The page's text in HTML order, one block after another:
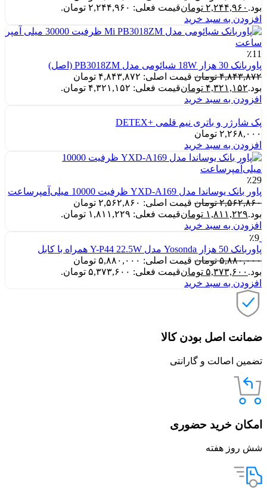
بود. ۲,۲۴۴,۹۶۰ تومانقیمت فعلی: ۲,۲۴۴,۹۶۰ تومان.
افزودن به سبد خرید
٪11
پاوربانک 30 هزار 18W شیائومی مدل PB3018ZM (اصل)
۴,۸۴۳,۸۷۲ تومان
قیمت اصلی: ۴,۸۴۳,۸۷۲ تومان
بود.۴,۳۲۱,۱۵۲ تومانقیمت فعلی: ۴,۳۲۱,۱۵۲ تومان.
افزودن به سبد خرید
پک شارژر و باتری نیم قلمی +DETEX
۲,۲۶۸,۰۰۰ تومان
افزودن به سبد خرید
٪29
پاور بانک یوساندا مدل YXD-A169 ظرفیت 10000 میلی‌آمپرساعت
۲,۵۶۲,۸۶۰ تومان
قیمت اصلی: ۲,۵۶۲,۸۶۰ تومان
بود.۱,۸۱۱,۲۲۹ تومانقیمت فعلی: ۱,۸۱۱,۲۲۹ تومان.
افزودن به سبد خرید
٪9
پاوربانک 50 هزار Yosonda مدل Y-P44 22.5W همراه با کابل
۵,۸۸۰,۰۰۰ تومان
قیمت اصلی: ۵,۸۸۰,۰۰۰ تومان
بود. ۵,۳۷۳,۶۰۰ تومانقیمت فعلی: ۵,۳۷۳,۶۰۰ تومان.
افزودن به سبد خرید
ضمانت اصل بودن کالا
تضمین اصالت و گارانتی
امکان خرید حضوری
شش روز هفته